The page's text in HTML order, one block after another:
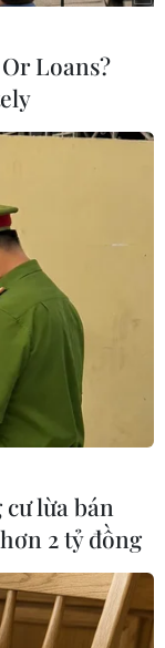
nhanh
tế
Loans?
lừa bán
2 tỷ đồng